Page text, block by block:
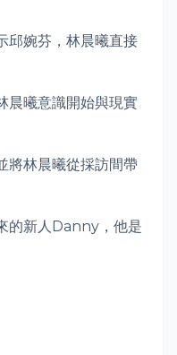
邱婉芬，林晨曦直接
晨曦意識開始與現實
將林晨曦從採訪間帶
的新人 Danny ，他是